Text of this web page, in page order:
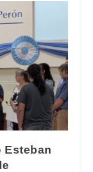
Esteban